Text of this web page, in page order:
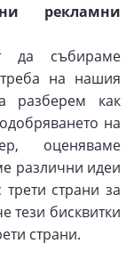
рекламни
да събираме
на нашия
разберем как
на
оценяваме
различни идеи
страни за
тези бисквитки
страни.